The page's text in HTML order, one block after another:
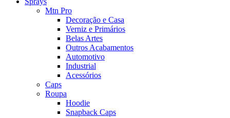
Mtn Pro
Decoração e Casa
Verniz e Primários
Belas Artes
Outros Acabamentos
Automotivo
Industrial
Acessórios
Caps
Roupa
Hoodie
Snapback Caps